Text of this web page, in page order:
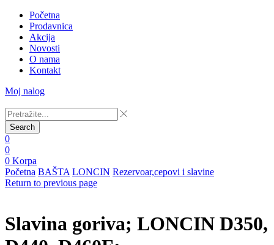
Početna
Prodavnica
Akcija
Novosti
O nama
Kontakt
Moj nalog
Search
0
0
0 Korpa
Početna BAŠTA LONCIN Rezervoar,cepovi i slavine
Return to previous page
Slavina goriva; LONCIN D350,